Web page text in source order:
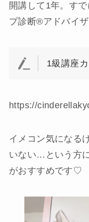
開講して1年。す
プ診断®︎アドバイ
1級講座
https://
イメコン気になる
いない…という方
がおすすめです♡